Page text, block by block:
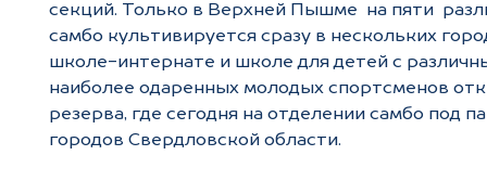
секций. Только в Верхней Пышме на пяти
самбо культивируется сразу в нескольких
школе-интернате и школе для детей с
наиболее одаренных молодых спортсменов
резерва, где сегодня на отделении самбо под
городов Свердловской области.